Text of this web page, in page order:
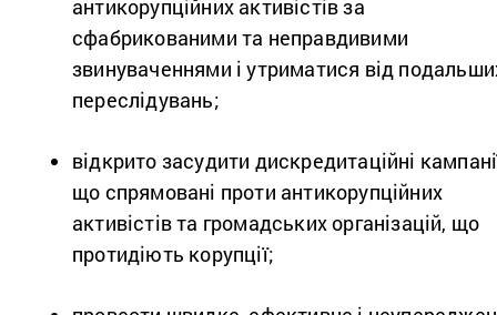
антикорупційних активістів за
сфабрикованими та неправдивими
звинуваченнями і утриматися від
переслідувань;
відкрито засудити дискредитаційні
що спрямовані проти антикорупційних
активістів та громадських організацій, що
протидіють корупції;